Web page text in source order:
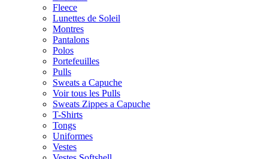
Fleece
Lunettes de Soleil
Montres
Pantalons
Polos
Portefeuilles
Pulls
Sweats a Capuche
Voir tous les Pulls
Sweats Zippes a Capuche
T-Shirts
Tongs
Uniformes
Vestes